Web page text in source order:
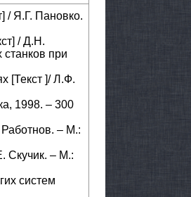
/ Я.Г. Пановко.
/ Д.Н.
при
[Текст ]/ Л.Ф.
1998. – 300
– М.:
Скучик. – М.:
систем